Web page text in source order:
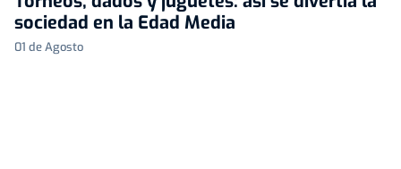
sociedad en la Edad Media
01 de Agosto